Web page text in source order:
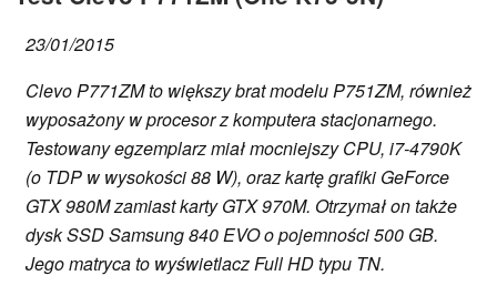
23/01/2015
Clevo P771ZM to większy brat modelu P751ZM, również
wyposażony w procesor z komputera stacjonarnego.
Testowany egzemplarz miał mocniejszy CPU, i7-4790K
(o TDP w wysokości 88 W), oraz kartę grafiki GeForce
GTX 980M zamiast karty GTX 970M. Otrzymał on także
dysk SSD Samsung 840 EVO o pojemności 500 GB.
Jego matryca to wyświetlacz Full HD typu TN.